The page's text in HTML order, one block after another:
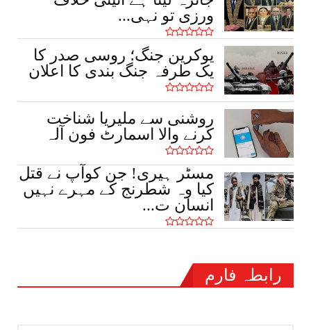
ورزی تو نہی...
یوکرین جنگ؛ روسی صدر کا
یک طرفہ جنگ بندی کا اعلان
روشنی سے ملیریا شناخت
کرنے والا اسمارٹ فون آلہ
مسٹر ہیری! جن کوآپ نے قتل
کیا وہ شطرنج کے مہرے نہیں
انسان ت...
رابطہ فارم